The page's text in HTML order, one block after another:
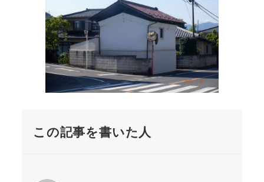
この記事を書いた人